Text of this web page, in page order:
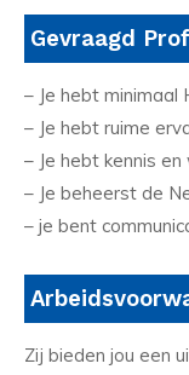
Gevraagd
– Je hebt minimaal
– Je hebt ruime
– Je hebt kennis
– Je beheerst de
– je bent
Zij bieden jou een